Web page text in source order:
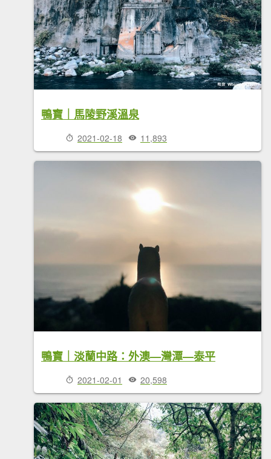
鴨寶｜馬陵野溪溫泉
2021-02-18 11,893
鴨寶｜淡蘭中路：外澳—灣潭—泰平
2021-02-01 20,598